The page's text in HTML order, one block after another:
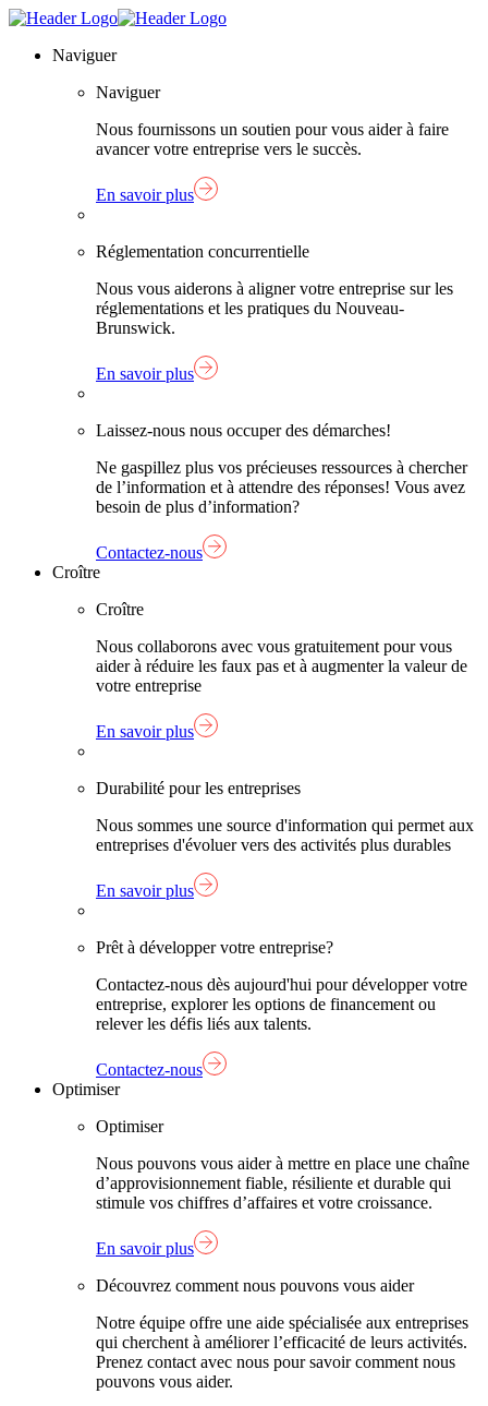
Skip
content
Lien
Naviguer
Naviguer
Nous fournissons un soutien pour vous aider à faire
avancer votre entreprise vers le succès.
En savoir plus
Réglementation concurrentielle
Nous vous aiderons à aligner votre entreprise sur les
réglementations et les pratiques du Nouveau-
Brunswick.
En savoir plus
Laissez-nous nous occuper des démarches!
Ne gaspillez plus vos précieuses ressources à chercher
de l’information et à attendre des réponses! Vous avez
besoin de plus d’information?
Contactez-nous
Croître
Croître
Nous collaborons avec vous gratuitement pour vous
aider à réduire les faux pas et à augmenter la valeur de
votre entreprise
En savoir plus
Durabilité pour les entreprises
Nous sommes une source d'information qui permet aux
entreprises d'évoluer vers des activités plus durables
En savoir plus
Prêt à développer votre entreprise?
Contactez-nous dès aujourd'hui pour développer votre
entreprise, explorer les options de financement ou
relever les défis liés aux talents.
Contactez-nous
Optimiser
Optimiser
Nous pouvons vous aider à mettre en place une chaîne
d’approvisionnement fiable, résiliente et durable qui
stimule vos chiffres d’affaires et votre croissance.
En savoir plus
Découvrez comment nous pouvons vous aider
Notre équipe offre une aide spécialisée aux entreprises
qui cherchent à améliorer l’efficacité de leurs activités.
Prenez contact avec nous pour savoir comment nous
pouvons vous aider.